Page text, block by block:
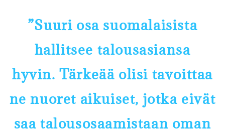
”Suuri osa suomalaisista
hallitsee talousasiansa
hyvin.Tärkeää olisi tavoittaa
ne nuoret aikuiset, jotka eivät
saatalousosaamistaan oman